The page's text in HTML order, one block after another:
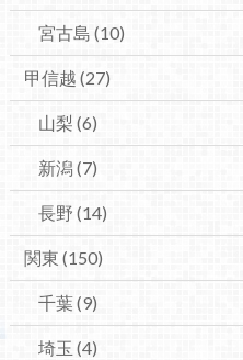
宮古島 (10)
甲信越 (27)
山梨 (6)
新潟 (7)
長野 (14)
関東 (150)
千葉(9)
埼玉 (4)